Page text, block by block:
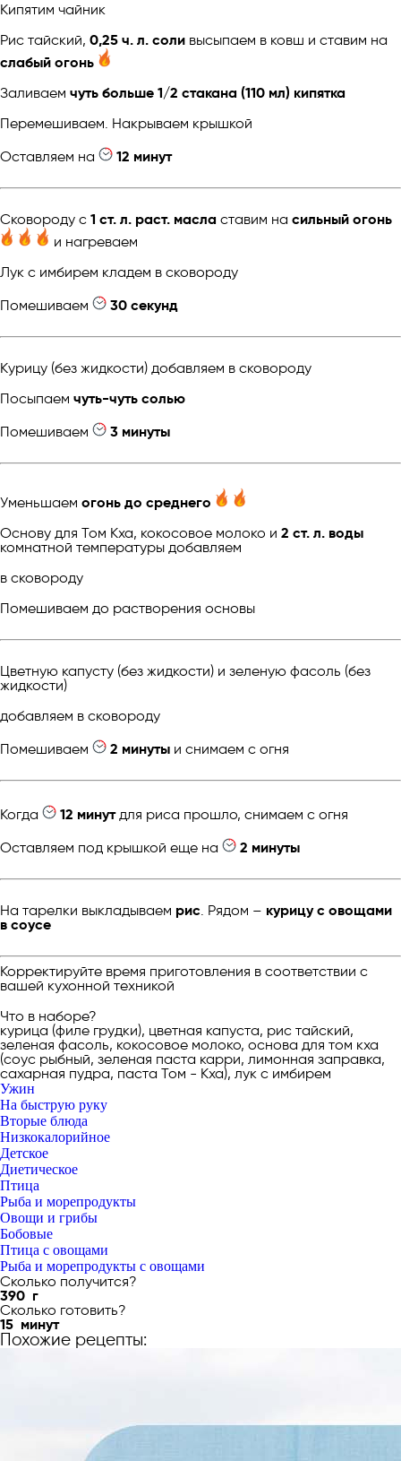
Кипятим чайник
Рис тайский, 0,25 ч. л. соли высыпаем в ковш и ставим на
слабый огонь
Заливаем чуть больше 1/2 стакана (110 мл) кипятка
Перемешиваем. Накрываем крышкой
Оставляем на
12 минут
Сковороду с 1 ст. л. раст. масла ставим на сильный огонь
и нагреваем
Лук с имбирем кладем в сковороду
Помешиваем
30 секунд
Курицу (без жидкости) добавляем в сковороду
Посыпаем чуть-чуть солью
Помешиваем
3 минуты
Уменьшаем огонь до среднего
Основу для Том Кха, кокосовое молоко и 2 ст. л. воды
комнатной температуры добавляем
в сковороду
Помешиваем до растворения основы
Цветную капусту (без жидкости) и зеленую фасоль (без
жидкости)
добавляем в сковороду
Помешиваем
2 минуты и снимаем с огня
Когда 12 минутдля риса прошло, снимаем с огня
Оставляем под крышкой еще на
2 минуты
На тарелки выкладываем рис . Рядом – курицу с овощами
в соусе
Корректируйте время приготовления в соответствии с
вашей кухонной техникой
Что в наборе?
курица (филе грудки), цветная капуста, рис тайский,
зеленая фасоль, кокосовое молоко, основа для том кха
(соус рыбный, зеленая паста карри, лимонная заправка,
сахарная пудра, паста Том - Кха), лук с имбирем
Ужин
На быструю руку
Вторые блюда
Низкокалорийное
Детское
Диетическое
Птица
Рыба и морепродукты
Овощи и грибы
Бобовые
Птица с овощами
Рыба и морепродукты с овощами
Сколько получится?
390 г
Сколько готовить?
15 минут
Похожие рецепты: